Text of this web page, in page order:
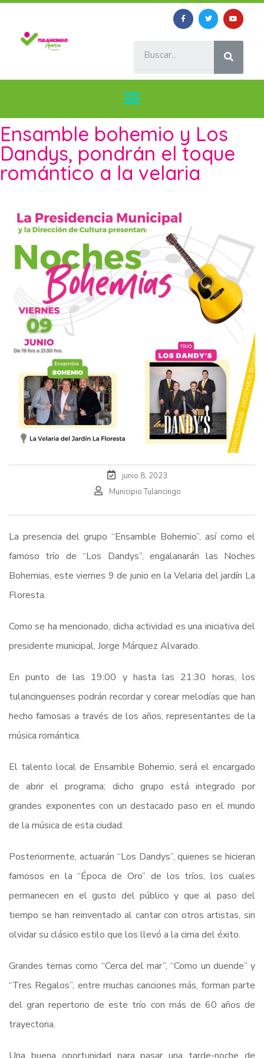
Ensamble bohemio y Los
Dandys, pondrán el toque
romántico a la velaria
junio 8, 2023
Municipio Tulancingo
La presencia del grupo “Ensamble Bohemio”, así como el
famoso trío de “Los Dandys”, engalanarán las Noches
Bohemias, este viernes 9 de junio en la Velaria del jardín La
Floresta.
Como se ha mencionado, dicha actividad es una iniciativa del
presidente municipal, Jorge Márquez Alvarado.
En punto de las 19:00 y hasta las 21:30 horas, los
tulancinguenses podrán recordar y corear melodías que han
hecho famosas a través de los años, representantes de la
música romántica.
El talento local de Ensamble Bohemio, será el encargado
de abrir el programa; dicho grupo está integrado por
grandes exponentes con un destacado paso en el mundo
de la música de esta ciudad.
Posteriormente, actuarán “Los Dandys”, quienes se hicieran
famosos en la “Época de Oro” de los tríos, los cuales
permanecen en el gusto del público y que al paso del
tiempo se han reinventado al cantar con otros artistas, sin
olvidar su clásico estilo que los llevó a la cima del éxito.
Grandes temas como “Cerca del mar”, “Como un duende” y
“Tres Regalos”, entre muchas canciones más, forman parte
del gran repertorio de este trío con más de 60 años de
trayectoria.
Una buena oportunidad para pasar una tarde-noche de